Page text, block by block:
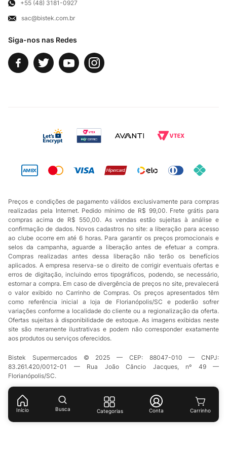
Início Busca Categorias Conta
Siga-nos nas Redes
Exercício de Direito
Fale Conosco
+55 (48) 3181-0927
sac@bistek.com.br
Preços e condições de pagamento válidos exclusivamente para compras
realizadas pela Internet. Pedido mínimo de R$ 99,00. Frete grátis para
compras acima de R$ 550,00. As vendas estão sujeitas à análise e
confirmação de dados. Novos cadastros no site: a liberação para acesso
ao clube ocorre em até 6 horas. Para garantir os preços promocionais e
selos da campanha, aguarde a liberação antes de efetuar a compra.
Compras realizadas antes dessa liberação não terão os benefícios
aplicados. A empresa reserva-se o direito de corrigir eventuais ofertas e
erros de digitação, incluindo erros tipográficos, podendo, se necessário,
estornar a compra. Em caso de divergência de preços no site, prevalecerá
o valor exibido no Carrinho de Compras. Os preços apresentados têm
como referência inicial a loja de Florianópolis/SC e poderão sofrer
variações conforme a localidade do cliente ou a regionalização da oferta.
Ofertas sujeitas à disponibilidade de estoque. As imagens exibidas neste
site são meramente ilustrativas e podem não corresponder exatamente
aos produtos ou serviços oferecidos.
Bistek Supermercados © 2025 — CEP: 88047-010 — CNPJ:
83.261.420/0012-01 — Rua João Câncio Jacques, nº 49 —
Florianópolis/SC.